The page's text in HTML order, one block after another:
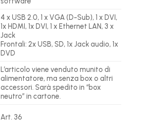
4 x USB 2.0, 1 x VGA (D-Sub), 1 x DVI,
1x HDMI, 1x DVI, 1 x Ethernet LAN, 3 x
Jack
Frontali: 2x USB, SD, 1x Jack audio, 1x
DVD
L’articolo viene venduto munito di
alimentatore, ma senza box o altri
accessori. Sarà spedito in “box
neutro” in cartone.
Art. 36